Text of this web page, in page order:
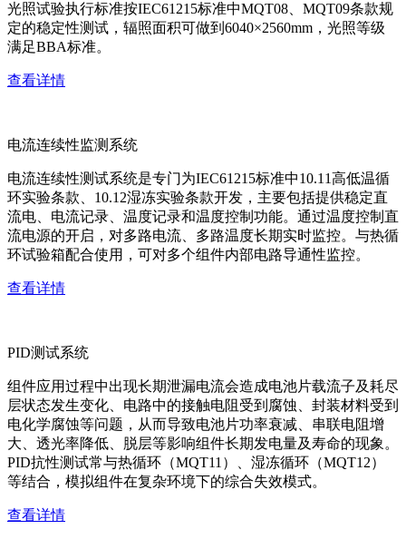
光照试验执行标准按IEC61215标准中MQT08、MQT09条款规
定的稳定性测试，辐照面积可做到6040×2560mm，光照等级
满足BBA标准。
查看详情
电流连续性监测系统
电流连续性测试系统是专门为IEC61215标准中10.11高低温循
环实验条款、10.12湿冻实验条款开发，主要包括提供稳定直
流电、电流记录、温度记录和温度控制功能。通过温度控制直
流电源的开启，对多路电流、多路温度长期实时监控。与热循
环试验箱配合使用，可对多个组件内部电路导通性监控。
查看详情
PID测试系统
组件应用过程中出现长期泄漏电流会造成电池片载流子及耗尽
层状态发生变化、电路中的接触电阻受到腐蚀、封装材料受到
电化学腐蚀等问题，从而导致电池片功率衰减、串联电阻增
大、透光率降低、脱层等影响组件长期发电量及寿命的现象。
PID抗性测试常与热循环（MQT11）、湿冻循环（MQT12）
等结合，模拟组件在复杂环境下的综合失效模式。
查看详情